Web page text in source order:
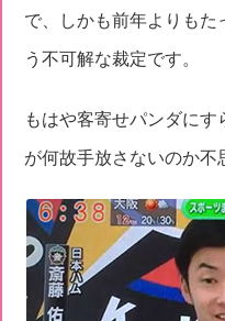
で、しかも前年よりも
う不可解な裁定です。
もはや客寄せパンダに
が何故手放さないのか不